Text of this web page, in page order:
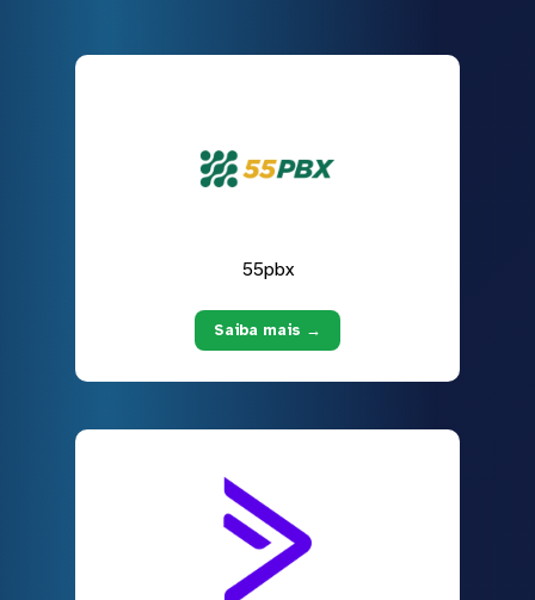
55pbx
Saiba mais →